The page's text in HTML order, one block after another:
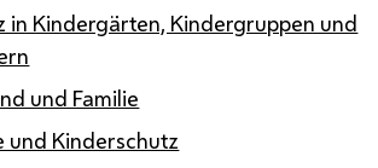
in Kindergärten, Kindergruppen und
und Familie
und Kinderschutz